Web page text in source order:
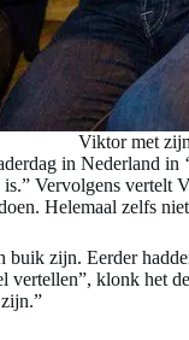
Viktor met
in Nederland
Vervolgens
Helemaal zelfs
zijn. Eerder
klonk het